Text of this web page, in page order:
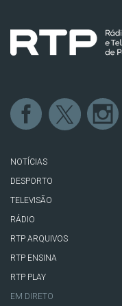
NOTÍCIAS
DESPORTO
TELEVISÃO
RÁDIO
RTP ARQUIVOS
RTP ENSINA
RTP PLAY
EM DIRETO